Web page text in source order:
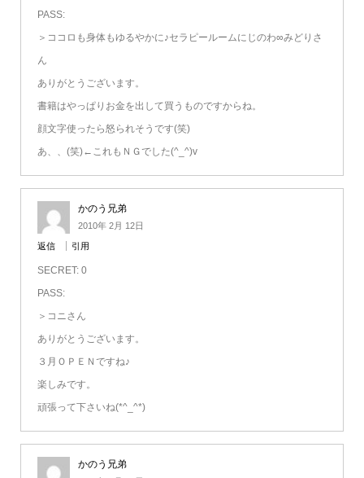
PASS:
＞ココロも身体もゆるやかに♪セラピールームにじのわ∞みどりさ
ん
ありがとうございます。
書籍はやっぱりお金を出して買うものですからね。
顔文字使ったら怒られそうです(笑)
あ、、(笑)←これもＮＧでした(^_^)v
かのう兄弟
2010年 2月 12日
返信 引用
SECRET: 0
PASS:
＞コニさん
ありがとうございます。
３月ＯＰＥＮですね♪
楽しみです。
頑張って下さいね(*^_^*)
かのう兄弟